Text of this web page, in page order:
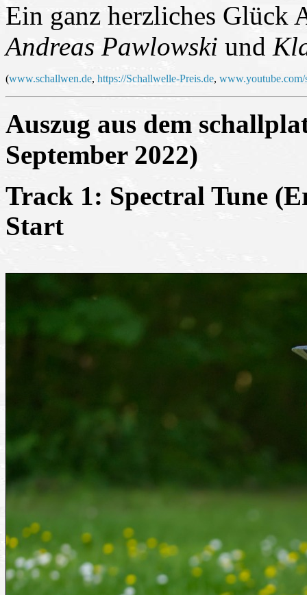
Ein ganz herzliches Glück
Andreas Pawlowski und
(www.schallwen.de, https://Schallwelle-Preis.de,
Auszug aus dem
September 2022)
Track 1: Spectral Tune
Start